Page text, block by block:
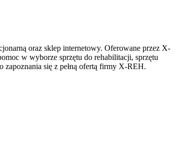
oraz sklep internetowy. Oferowane przez X-
w wyborze sprzętu do rehabilitacji, sprzętu
się z pełną ofertą firmy X-REH.